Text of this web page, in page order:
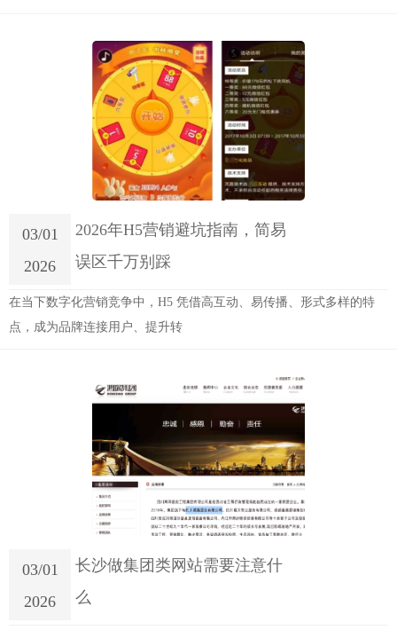
03/01
2026
2026年H5营销避坑指南，简易
误区千万别踩
在当下数字化营销竞争中，H5 凭借高互动、易传播、形式多样的特
点，成为品牌连接用户、提升转
03/01
2026
长沙做集团类网站需要注意什
么